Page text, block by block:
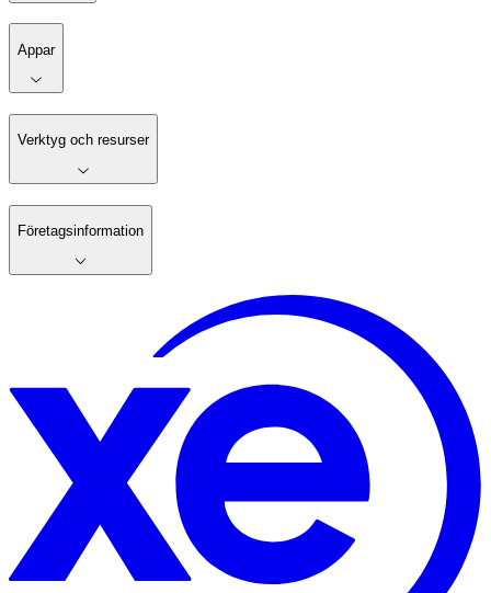
Appar
Verktyg och resurser
Företagsinformation